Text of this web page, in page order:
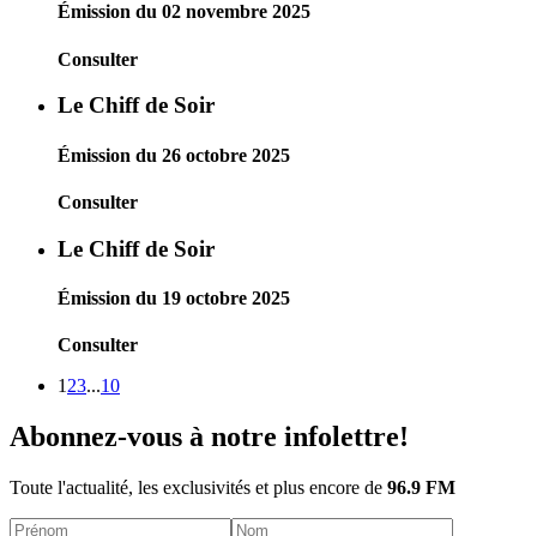
Émission du 02 novembre 2025
Consulter
Le Chiff de Soir
Émission du 26 octobre 2025
Consulter
Le Chiff de Soir
Émission du 19 octobre 2025
Consulter
1 23...10
Abonnez-vous à notre infolettre!
Toute l'actualité, les exclusivités et plus encore de 96.9 FM